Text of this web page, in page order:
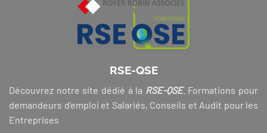
RSE-QSE
Découvrez notre site dédié à la RSE-QSE. Formations pour
demandeurs d’emploi et Salariés, Conseils et Audit pour les
Entreprises